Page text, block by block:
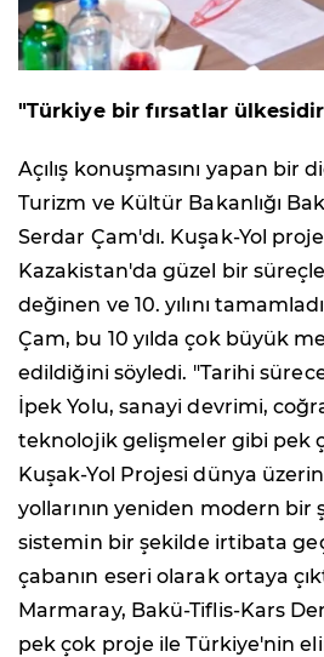
"Türkiye bir fırsatlar
Açılış konuşmasını yapan bir
Turizm ve Kültür Bakanlığı
Serdar Çam'dı. Kuşak-Yol
Kazakistan'da güzel bir süreçle
değinen ve 10. yılını
Çam, bu 10 yılda çok büyük
edildiğini söyledi. "Tarihi
İpek Yolu, sanayi devrimi,
teknolojik gelişmeler gibi pek
Kuşak-Yol Projesi dünya
yollarının yeniden modern bir
sistemin bir şekilde irtibata
çabanın eseri olarak ortaya
Marmaray, Bakü-Tiflis-Kars
pek çok proje ile Türkiye'nin